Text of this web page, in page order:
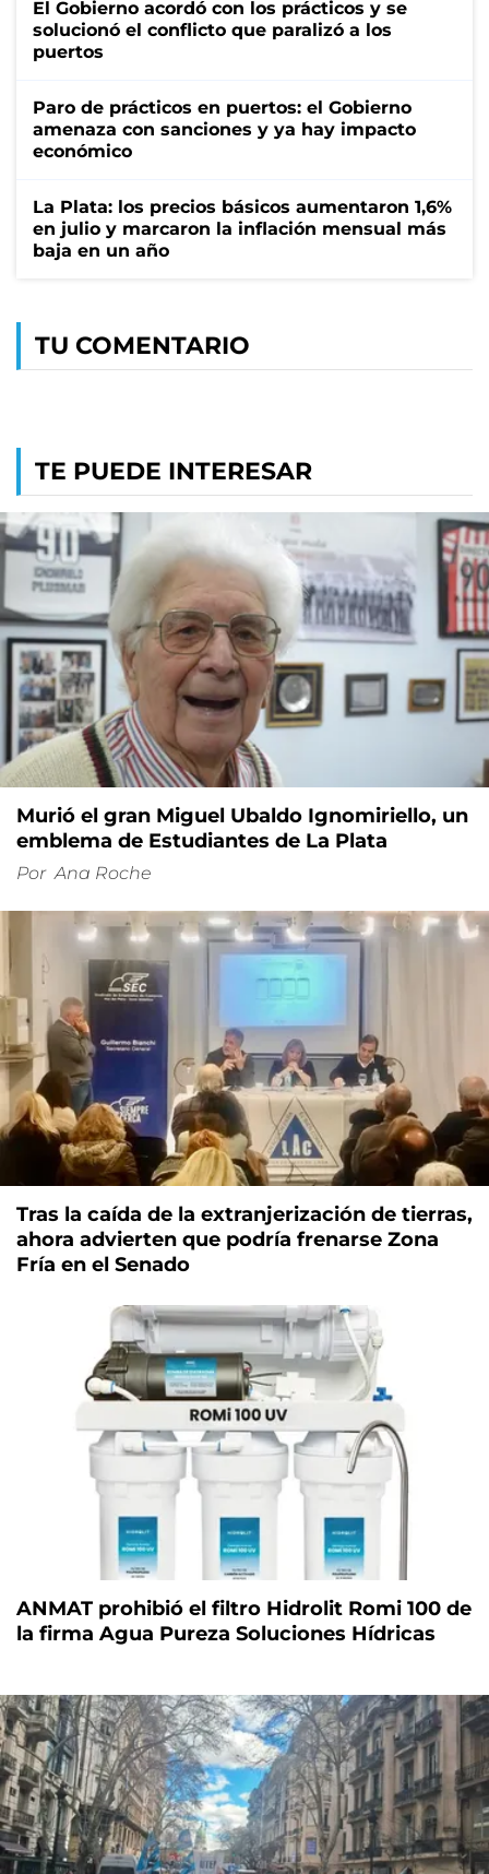
El Gobierno acordó con los prácticos y se
solucionó el conflicto que paralizó a los
puertos
Paro de prácticos en puertos: el Gobierno
amenaza con sanciones y ya hay impacto
económico
La Plata: los precios básicos aumentaron 1,6%
en julio y marcaron la inflación mensual más
baja en un año
TU COMENTARIO
TE PUEDE INTERESAR
Murió el gran Miguel Ubaldo Ignomiriello, un
emblema de Estudiantes de La Plata
Por Ana Roche
Tras la caída de la extranjerización de tierras,
ahora advierten que podría frenarse Zona
Fría en el Senado
ANMAT prohibió el filtro Hidrolit Romi 100 de
la firma Agua Pureza Soluciones Hídricas